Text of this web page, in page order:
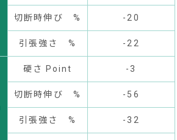
切断時伸び % -20
引張強さ % -22
硬さ Point -3
切断時伸び % -56
引張強さ % -32